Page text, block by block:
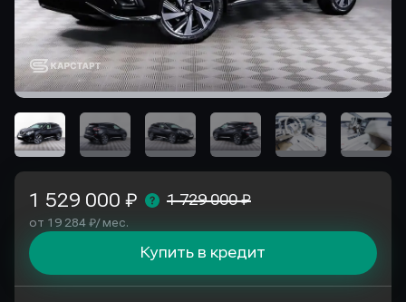
1 529 000 ₽ 1 729 000 ₽
от 19 284 ₽/ мес.
Купить в кредит